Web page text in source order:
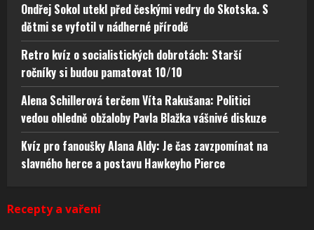
Ondřej Sokol utekl před českými vedry do Skotska. S
dětmi se vyfotil v nádherné přírodě
Retro kvíz o socialistických dobrotách: Starší
ročníky si budou pamatovat 10/10
Alena Schillerová terčem Víta Rakušana: Politici
vedou ohledně obžaloby Pavla Blažka vášnivé diskuze
Kvíz pro fanoušky Alana Aldy: Je čas zavzpomínat na
slavného herce a postavu Hawkeyho Pierce
Recepty a vaření